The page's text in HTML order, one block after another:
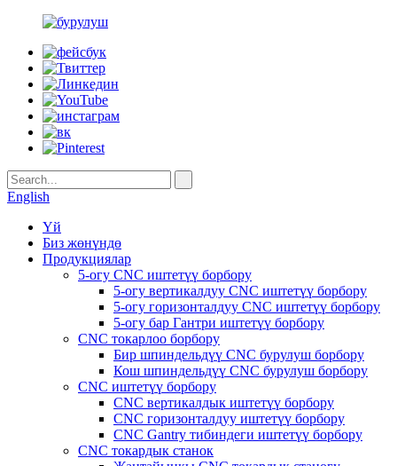
English
Үй
Биз жөнүндө
Продукциялар
5-огу CNC иштетүү борбору
5-огу вертикалдуу CNC иштетүү борбору
5-огу горизонталдуу CNC иштетүү борбору
5-огу бар Гантри иштетүү борбору
CNC токарлоо борбору
Бир шпиндельдүү CNC бурулуш борбору
Кош шпиндельдүү CNC бурулуш борбору
CNC иштетүү борбору
CNC вертикалдык иштетүү борбору
CNC горизонталдуу иштетүү борбору
CNC Gantry тибиндеги иштетүү борбору
CNC токардык станок